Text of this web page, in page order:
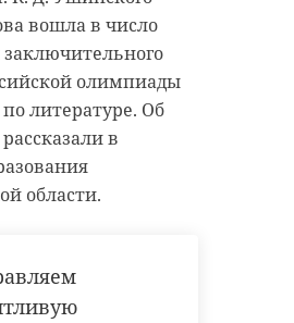
вошла в число
олимпиады
литературе. Об
в
области.
1 мая, в
области ожидается
погода.
районов
дожди,
мокрый снег, а
крупа.